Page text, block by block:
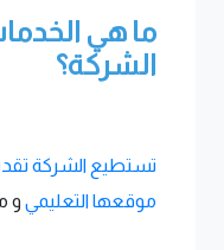
ما هي
الشركة؟
تستطيع الشركة
موقعها التعليمي و